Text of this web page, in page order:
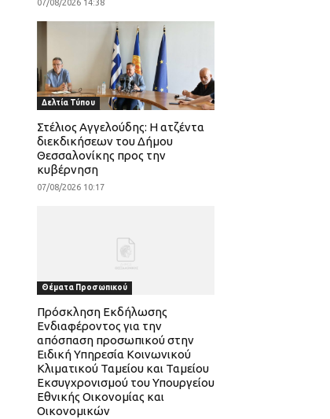
07/08/2026 14:38
Δελτία Τύπου
Στέλιος Αγγελούδης: Η ατζέντα
διεκδικήσεων του Δήμου
Θεσσαλονίκης προς την
κυβέρνηση
07/08/2026 10:17
Θέματα Προσωπικού
Πρόσκληση Εκδήλωσης
Ενδιαφέροντος για την
απόσπαση προσωπικού στην
Ειδική Υπηρεσία Κοινωνικού
Κλιματικού Ταμείου και Ταμείου
Εκσυγχρονισμού του Υπουργείου
Εθνικής Οικονομίας και
Οικονομικών